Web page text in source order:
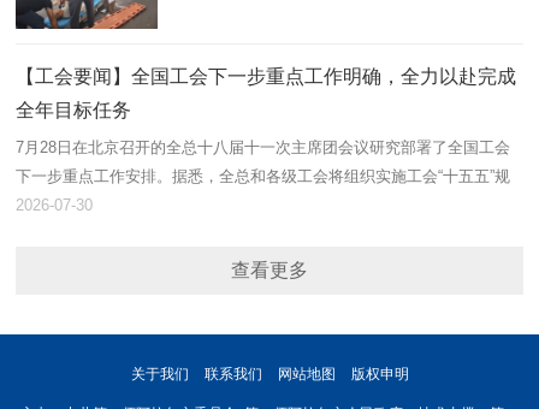
【工会要闻】全国工会下一步重点工作明确，全力以赴完成
全年目标任务
7月28日在北京召开的全总十八届十一次主席团会议研究部署了全国工会
下一步重点工作安排。据悉，全总和各级工会将组织实施工会“十五五”规
划，坚持一张蓝图绘到底，全力以赴完成全年工作目标任务。
2026-07-30
查看更多
关于我们 联系我们 网站地图 版权申明